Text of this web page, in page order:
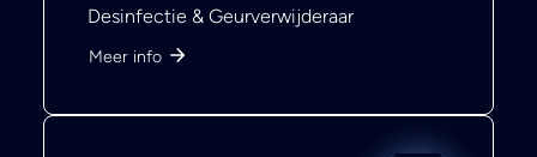
Desinfectie & Geurverwijderaar
Meer info